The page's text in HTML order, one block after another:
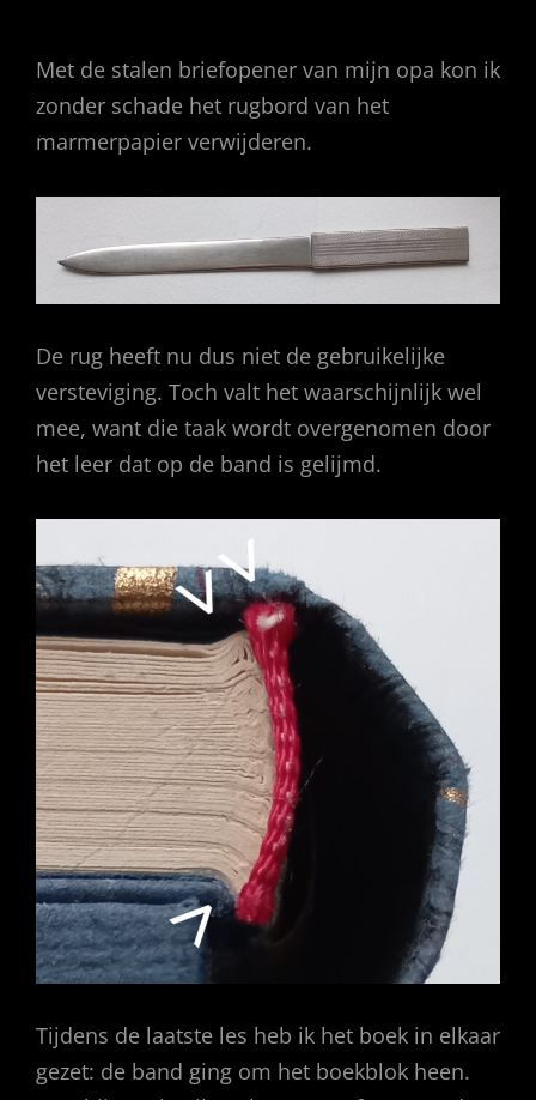
Met de stalen briefopener van mijn opa kon ik
zonder schade het rugbord van het
marmerpapier verwijderen.
De rug heeft nu dus niet de gebruikelijke
versteviging. Toch valt het waarschijnlijk wel
mee, want die taak wordt overgenomen door
het leer dat op de band is gelijmd.
Tijdens de laatste les heb ik het boek in elkaar
gezet: de band ging om het boekblok heen.